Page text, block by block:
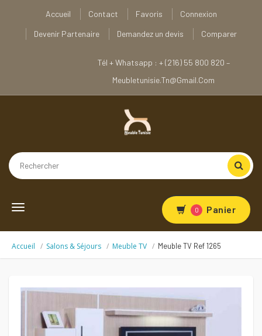
Accueil Contact Favoris
Connexion
Devenir Partenaire
Demandez un devis Comparer
Tél + Whatsapp : + (216) 55 800 820 –
Meubletunisie.tn@gmail.com
Toggle
0 Panier
Accueil Salons & Séjours Meuble TV Meuble TV Ref 1265